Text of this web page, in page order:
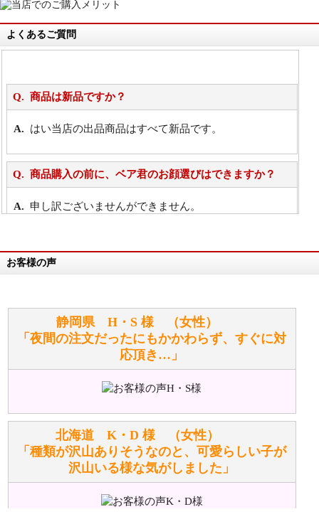
よくあるご質問
商品は新品ですか？
はい当店の出品商品はすべて新品です。
商品購入の前に、ベア君のお顔選びはできますか？
申し訳ございませんができません。
万が一欲しい商品が見つからない場合は、探して取り
お任せください！それは当店が謡っています「おも
てなしの心」で対応させていただきます。
シュタイフのぬいぐるみは洗濯できますか？ ぬいぐ
るみのお手入れ方法を教えてください。
詳しくはこちら をご覧ください。
ぬいぐるみの耳に付いているボタンやタグに、何か意
味などがありますか？
お客様の声
静岡県 H・S 様 （女性）
「夜間の注文だったにもかかわらず、すぐに対
応頂き…」
北海道 K・D 様 （女性）
「種類が沢山ありそうなのと、可愛らしい子が
沢山いる様な気がしました」